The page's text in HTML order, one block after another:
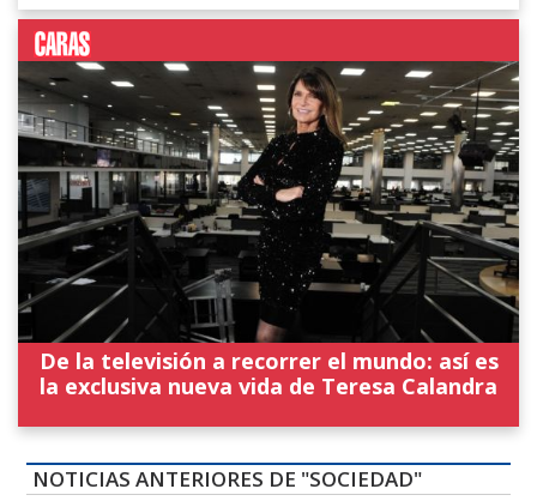
De la televisión a recorrer el mundo: así es
la exclusiva nueva vida de Teresa Calandra
NOTICIAS ANTERIORES DE "SOCIEDAD"